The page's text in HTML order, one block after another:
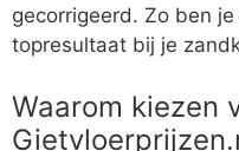
gecorrigeerd. Zo ben
topresultaat bij je
Waarom kiezen